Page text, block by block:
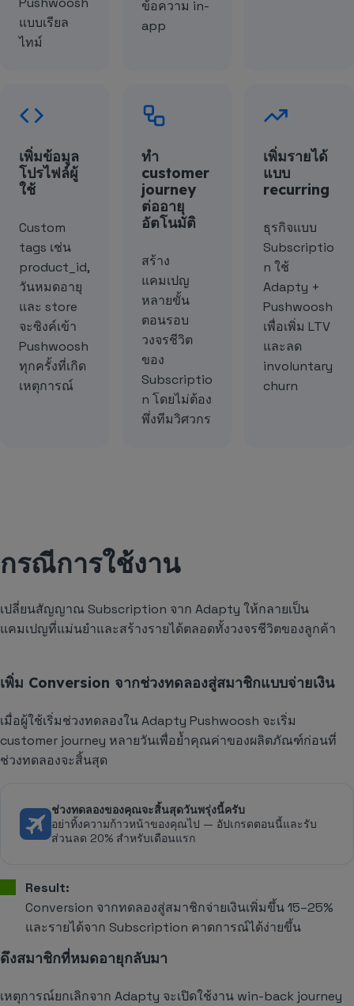
แบบเรียล
ไทม์
ข้อความ in-
app
เพิ่มข้อมูล
โปรไฟล์ผู้
ใช้
Custom
tags เช่น
product_id,
วันหมดอายุ
และ store
จะซิงค์เข้า
Pushwoosh
ทุกครั้งที่เกิด
เหตุการณ์
ทำ
customer
journey
ต่ออายุ
อัตโนมัติ
สร้าง
แคมเปญ
หลายขั้น
ตอนรอบ
วงจรชีวิต
ของ
Subscriptio
n โดยไม่ต้อง
พึ่งทีมวิศวกร
เพิ่มรายได้
แบบ
recurring
ธุรกิจแบบ
Subscriptio
n ใช้
Adapty +
Pushwoosh
เพื่อเพิ่ม LTV
และลด
involuntary
churn
กรณีการใช้งาน
เปลี่ยนสัญญาณ Subscription จาก Adapty ให้กลายเป็น
แคมเปญที่แม่นยำและสร้างรายได้ตลอดทั้งวงจรชีวิตของลูกค้า
เพิ่ม Conversion จากช่วงทดลองสู่สมาชิกแบบจ่ายเงิน
เมื่อผู้ใช้เริ่มช่วงทดลองใน Adapty Pushwoosh จะเริ่ม
customer journey หลายวันเพื่อย้ำคุณค่าของผลิตภัณฑ์ก่อนที่
ช่วงทดลองจะสิ้นสุด
ช่วงทดลองของคุณจะสิ้นสุดวันพรุ่งนี้ครับ
อย่าทิ้งความก้าวหน้าของคุณไป — อัปเกรดตอนนี้และรับ
ส่วนลด 20% สำหรับเดือนแรก
Result:
Conversion จากทดลองสู่สมาชิกจ่ายเงินเพิ่มขึ้น 15–25%
และรายได้จาก Subscription คาดการณ์ได้ง่ายขึ้น
ดึงสมาชิกที่หมดอายุกลับมา
เหตุการณ์ยกเลิกจาก Adapty จะเปิดใช้งาน win-back journey